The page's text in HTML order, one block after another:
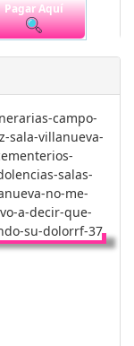
Pagar Aquí